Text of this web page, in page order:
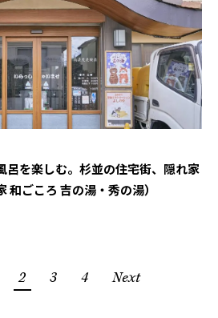
呂を楽しむ。杉並の住宅街、隠れ家
和ごころ 吉の湯・秀の湯）
2 3 4 Next